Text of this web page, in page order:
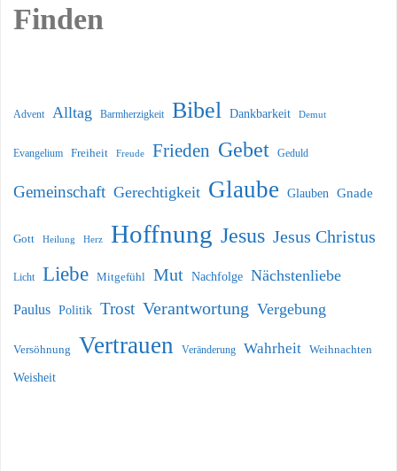
Finden
Advent Alltag Barmherzigkeit Bibel Dankbarkeit Demut
Evangelium Freiheit Freude Frieden Gebet Geduld
Gemeinschaft Gerechtigkeit Glaube Glauben Gnade
Gott Heilung Herz Hoffnung Jesus Jesus Christus
Licht Liebe Mitgefühl Mut Nachfolge Nächstenliebe
Paulus Politik Trost Verantwortung Vergebung
Versöhnung Vertrauen Veränderung Wahrheit Weihnachten
Weisheit